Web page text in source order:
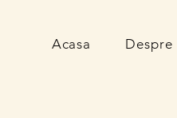
Acasa Despre